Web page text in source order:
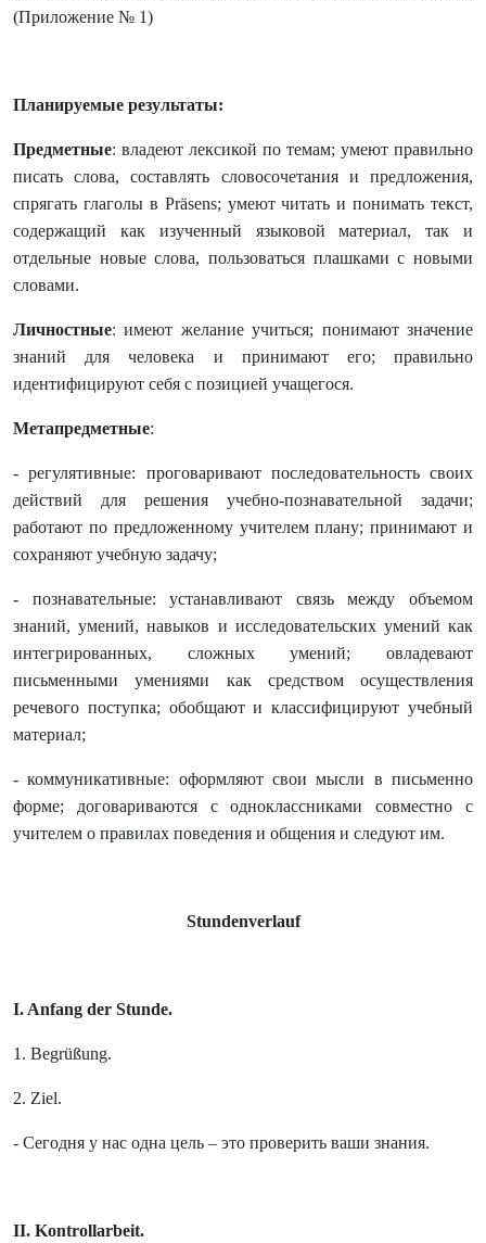
(Приложение № 1)
Планируемые результаты:
Предметные: владеют лексикой по темам; умеют правильно
писать слова, составлять словосочетания и предложения,
спрягать глаголы в Präsens; умеют читать и понимать текст,
содержащий как изученный языковой материал, так и
отдельные новые слова, пользоваться плашками с новыми
словами.
Личностные: имеют желание учиться; понимают значение
знаний для человека и принимают его; правильно
идентифицируют себя с позицией учащегося.
Метапредметные:
- регулятивные: проговаривают последовательность своих
действий для решения учебно-познавательной задачи;
работают по предложенному учителем плану; принимают и
сохраняют учебную задачу;
- познавательные: устанавливают связь между объемом
знаний, умений, навыков и исследовательских умений как
интегрированных, сложных умений; овладевают
письменными умениями как средством осуществления
речевого поступка; обобщают и классифицируют учебный
материал;
- коммуникативные: оформляют свои мысли в письменно
форме; договариваются с одноклассниками совместно с
учителем о правилах поведения и общения и следуют им.
Stundenverlauf
I. Anfang der Stunde.
1. Begrüßung.
2. Ziel.
- Сегодня у нас одна цель – это проверить ваши знания.
II. Kontrollarbeit.